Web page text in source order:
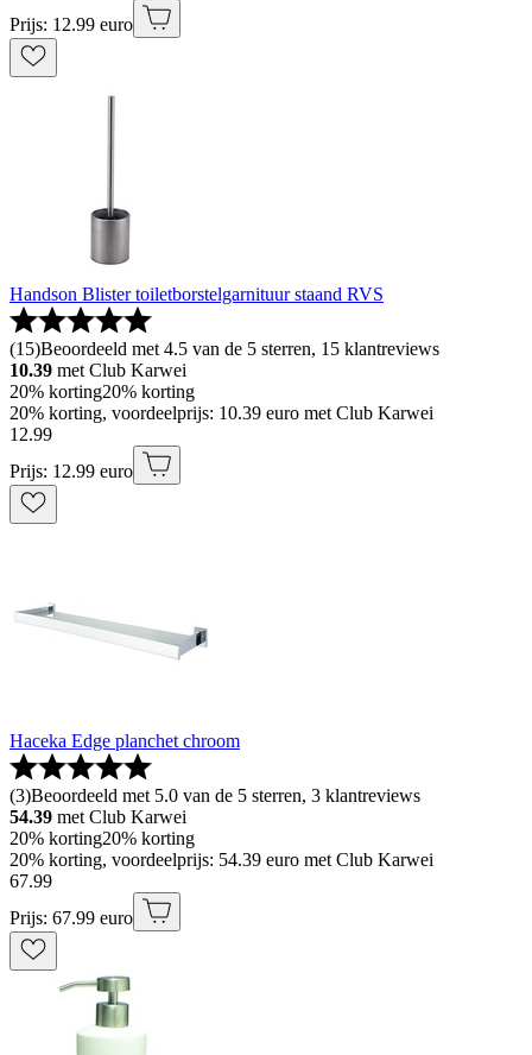
Prijs: 12.99 euro
Handson Blister toiletborstelgarnituur staand RVS
(15)Beoordeeld met 4.5 van de 5 sterren, 15 klantreviews
10.39 met Club Karwei
20% korting20% korting
20% korting, voordeelprijs: 10.39 euro met Club Karwei
12.99
Prijs: 12.99 euro
Haceka Edge planchet chroom
(3)Beoordeeld met 5.0 van de 5 sterren, 3 klantreviews
54.39 met Club Karwei
20% korting20% korting
20% korting, voordeelprijs: 54.39 euro met Club Karwei
67.99
Prijs: 67.99 euro